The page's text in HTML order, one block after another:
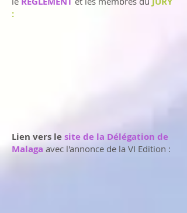
:
Lien vers lesite de la Délégation de
Malaga avec l'annonce de la VI Edition :